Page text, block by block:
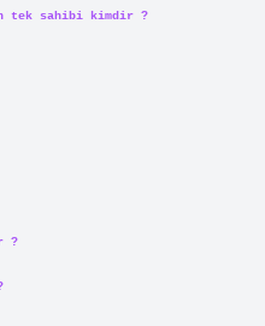
tek sahibi kimdir ?
?